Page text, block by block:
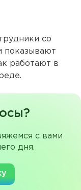
со
показывают
работают в
с вами
дня.